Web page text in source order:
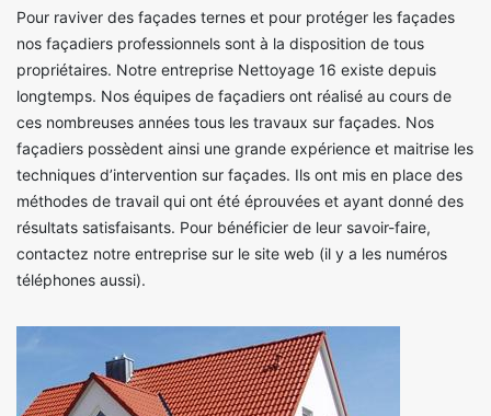
Pour raviver des façades ternes et pour protéger les façades
nos façadiers professionnels sont à la disposition de tous
propriétaires. Notre entreprise Nettoyage 16 existe depuis
longtemps. Nos équipes de façadiers ont réalisé au cours de
ces nombreuses années tous les travaux sur façades. Nos
façadiers possèdent ainsi une grande expérience et maitrise les
techniques d’intervention sur façades. Ils ont mis en place des
méthodes de travail qui ont été éprouvées et ayant donné des
résultats satisfaisants. Pour bénéficier de leur savoir-faire,
contactez notre entreprise sur le site web (il y a les numéros
téléphones aussi).